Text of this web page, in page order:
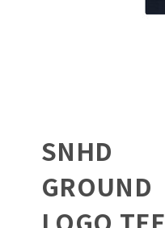
SNHD
GROUND